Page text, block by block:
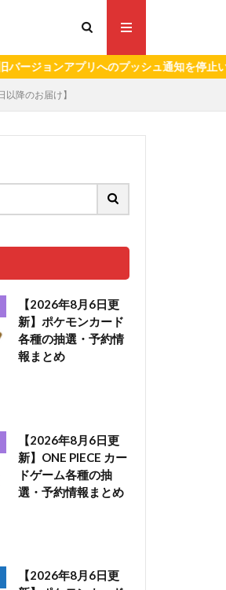
アプリへのプッシュ通知を停止いたします
降のお届け】
【2026年8月6日更
新】ポケモンカード
各種の抽選・予約情
報まとめ
【2026年8月6日更
新】ONE PIECE カー
ドゲーム各種の抽
選・予約情報まとめ
【2026年8月6日更